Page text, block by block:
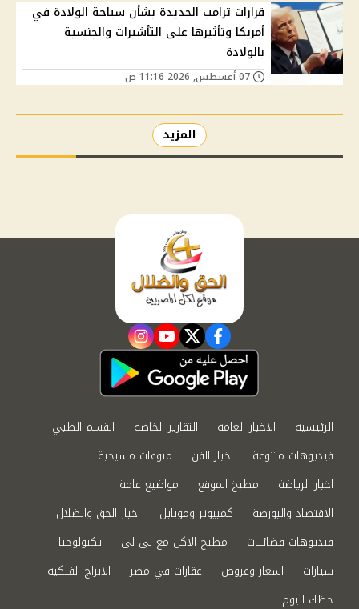
قرارات ترامب الجديدة بشأن سياحة الولادة في
أمريكا وتأثيرها على التأشيرات والجنسية
بالولادة
المزيد
facebook
twitter
youtube
instagram
الرئيسية الاخبار العامة التقارير الخاصة
القسم الطبي
فيديوهات متنوعة
اخبار الفن
منوعات مسيحية
اخبار الرياضة
مطبخ الموقع
مواضيع عامة
الاقتصاد والبورصة
كمبيوتر وموبايل
اخبار الحق والضلال
فيديوهات فضائيات
مطبخ الاكل مع لى لى
تكنولوجيا
سيارات
اسعار وعروض عقارات في مصر
الابراج الفلكية
حظك اليوم